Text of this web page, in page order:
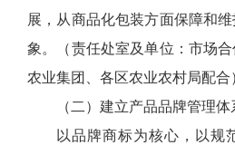
展，从商品化包装方面保障和
象。（责任处室及单位：市场
农业集团、各区农业农村局配合
（二）建立产品品牌管理体
以品牌商标为核心，以规